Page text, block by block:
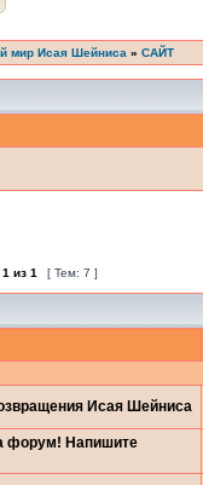
мир Исая Шейниса » САЙТ
1 из 1 [ Тем: 7 ]
Исая Шейниса
форум! Напишите